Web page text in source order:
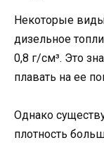
Некоторые виды
дизельное
0,8 г/см³. Это
плавать на ее
Однако
плотность